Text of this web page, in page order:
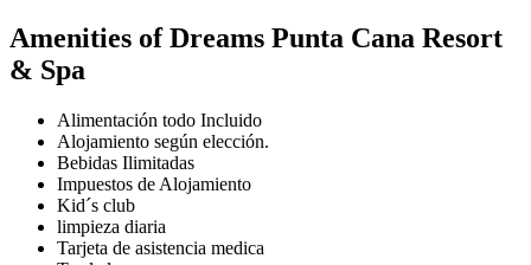
Amenities of Dreams Punta Cana Resort
& Spa
Alimentación todo Incluido
Alojamiento según elección.
Bebidas Ilimitadas
Impuestos de Alojamiento
Kid´s club
limpieza diaria
Tarjeta de asistencia medica